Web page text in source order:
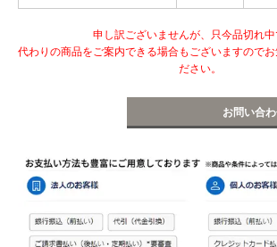
申し訳ございませんが、只今品切れ中
代わりの商品をご案内できる場合もございますのでお
ださい。
お問い合